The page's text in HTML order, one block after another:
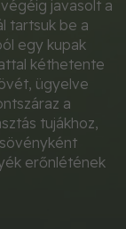
javasolt a
tartsuk be a
egy kupak
kéthetente
ügyelve
a
tujákhoz,
erőnlétének